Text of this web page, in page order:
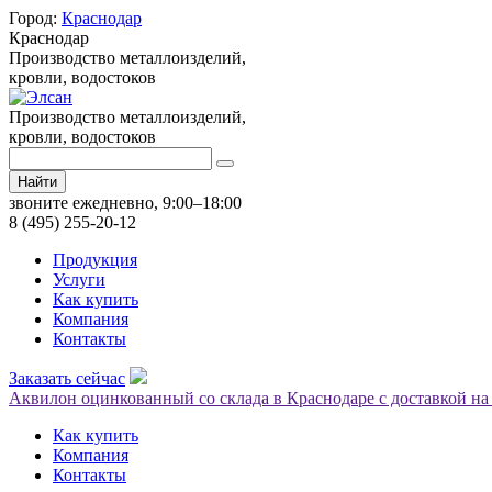
Город: Краснодар
Краснодар
Производство металлоизделий,
кровли, водостоков
Производство металлоизделий,
кровли, водостоков
Найти
звоните ежедневно, 9:00–18:00
8 (495) 255-20-12
Продукция
Услуги
Как купить
Компания
Контакты
Заказать сейчас
Аквилон оцинкованный со склада в Краснодаре с доставкой
Как купить
Компания
Контакты